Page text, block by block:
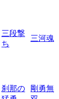
三段撃
ち
三河魂
刹那の
剛勇無